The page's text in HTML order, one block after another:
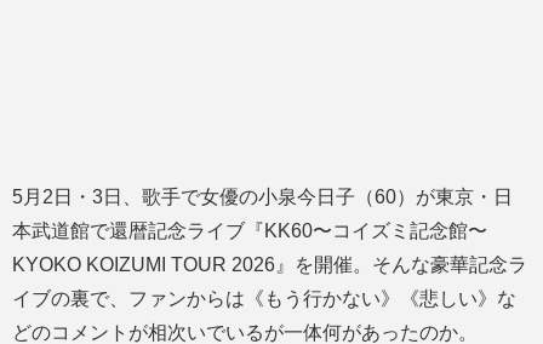
5月2日・3日、歌手で女優の小泉今日子（60）が東京・日
本武道館で還暦記念ライブ『KK60〜コイズミ記念館〜
KYOKO KOIZUMI TOUR 2026』を開催。そんな豪華記念ラ
イブの裏で、ファンからは《もう行かない》《悲しい》な
どのコメントが相次いでいるが一体何があったのか。